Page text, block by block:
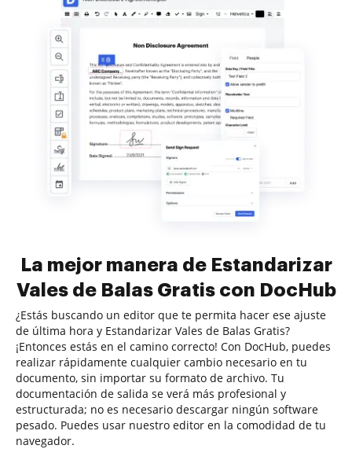
La mejor manera de Estandarizar
Vales de Balas Gratis con DocHub
¿Estás buscando un editor que te permita hacer ese ajuste
de última hora y Estandarizar Vales de Balas Gratis?
¡Entonces estás en el camino correcto! Con DocHub, puedes
realizar rápidamente cualquier cambio necesario en tu
documento, sin importar su formato de archivo. Tu
documentación de salida se verá más profesional y
estructurada; no es necesario descargar ningún software
pesado. Puedes usar nuestro editor en la comodidad de tu
navegador.